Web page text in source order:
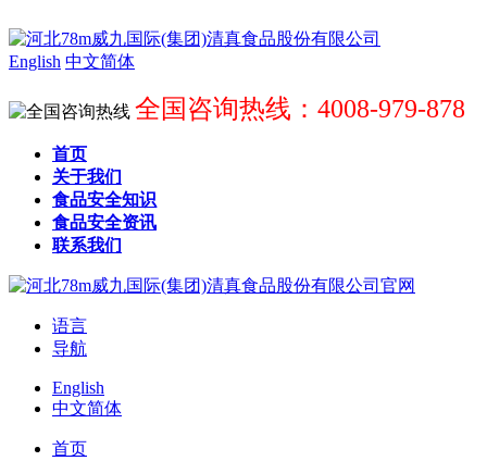
English 中文简体
全国咨询热线：4008-979-878
首页
关于我们
食品安全知识
食品安全资讯
联系我们
语言
导航
English
中文简体
首页